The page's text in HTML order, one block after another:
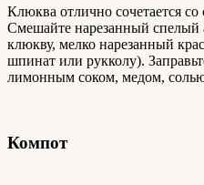
Клюква отлично сочетается
Смешайте нарезанный спелый
клюкву, мелко нарезанный
шпинат или рукколу).
лимонным соком, медом,
Компот